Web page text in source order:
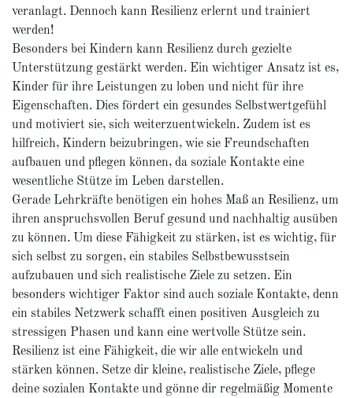
veranlagt. Dennoch kann Resilienz erlernt und trainiert
werden!
Besonders bei Kindern kann Resilienz durch gezielte
Unterstützung gestärkt werden. Ein wichtiger Ansatz ist es,
Kinder für ihre Leistungen zu loben und nicht für ihre
Eigenschaften. Dies fördert ein gesundes Selbstwertgefühl
und motiviert sie, sich weiterzuentwickeln. Zudem ist es
hilfreich, Kindern beizubringen, wie sie Freundschaften
aufbauen und pflegen können, da soziale Kontakte eine
wesentliche Stütze im Leben darstellen.
Gerade Lehrkräfte benötigen ein hohes Maß an Resilienz, um
ihren anspruchsvollen Beruf gesund und nachhaltig ausüben
zu können. Um diese Fähigkeit zu stärken, ist es wichtig, für
sich selbst zu sorgen, ein stabiles Selbstbewusstsein
aufzubauen und sich realistische Ziele zu setzen. Ein
besonders wichtiger Faktor sind auch soziale Kontakte, denn
ein stabiles Netzwerk schafft einen positiven Ausgleich zu
stressigen Phasen und kann eine wertvolle Stütze sein.
Resilienz ist eine Fähigkeit, die wir alle entwickeln und
stärken können. Setze dir kleine, realistische Ziele, pflege
deine sozialen Kontakte und gönne dir regelmäßig Momente